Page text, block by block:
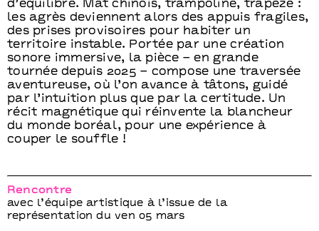
d’équilibre. Mât chinois, trampoline, trapèze :
les agrès deviennent alors des appuis fragiles,
des prises provisoires pour habiter un
territoire instable. Portée par une création
sonore immersive, la pièce – en grande
tournée depuis 2025 – compose une traversée
aventureuse, où l’on avance à tâtons, guidé
par l’intuition plus que par la certitude. Un
récit magnétique qui réinvente la blancheur
du monde boréal, pour une expérience à
couper le souffle !
Rencontre
avec l’équipe artistique à l’issue de la
représentation du ven 05 mars